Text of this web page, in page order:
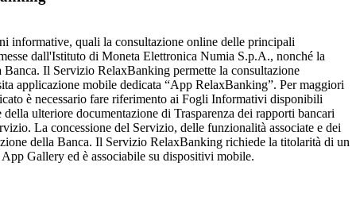
informative, quali la consultazione online delle principali
dall'Istituto di Moneta Elettronica Numia S.p.A., nonché la
Il Servizio RelaxBanking permette la consultazione
applicazione mobile dedicata “App RelaxBanking”. Per maggiori
è necessario fare riferimento ai Fogli Informativi disponibili
ulteriore documentazione di Trasparenza dei rapporti bancari
La concessione del Servizio, delle funzionalità associate e dei
della Banca. Il Servizio RelaxBanking richiede la titolarità di un
Gallery ed è associabile su dispositivi mobile.